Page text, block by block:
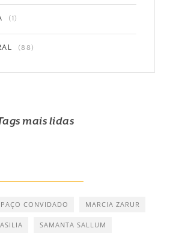
(1)
(88)
mais lidas
CONVIDADO MARCIA ZARUR
SAMANTA SALLUM